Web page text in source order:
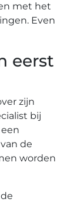
met het
Even
eerst
zijn
bij
de
worden